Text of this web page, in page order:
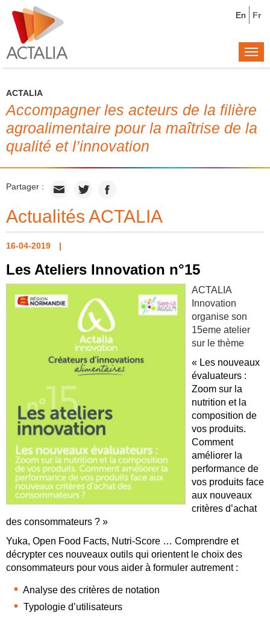
Fr
En
ACTALIA
Accompagner les acteurs de la filière
agroalimentaire pour la maîtrise de la
qualité et l’innovation
Partager :
Actualités ACTALIA
16-04-2019
Les Ateliers Innovation n°15
ACTALIA
Innovation
organise son
15eme atelier
sur le thème
« Les nouveaux
évaluateurs :
Zoom sur la
nutrition et la
composition de
vos produits.
Comment
améliorer la
performance de
vos produits face
aux nouveaux
critères d’achat
des consommateurs ? »
Yuka, Open Food Facts, Nutri-Score … Comprendre et
décrypter ces nouveaux outils qui orientent le choix des
consommateurs pour vous aider à formuler autrement :
Analyse des critères de notation
Typologie d’utilisateurs